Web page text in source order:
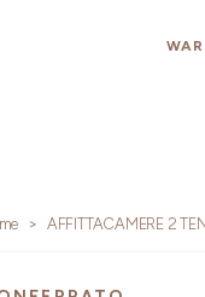
AFFITTACAMERE 2